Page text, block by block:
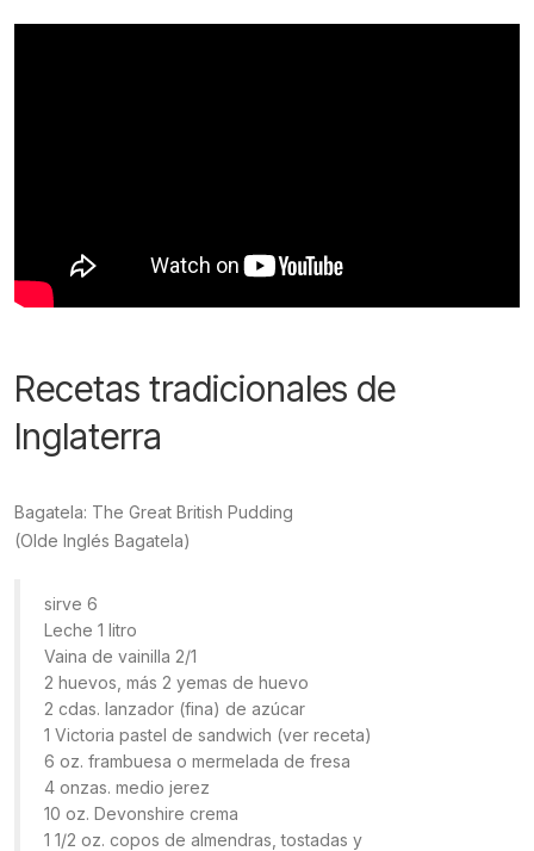
Recetas tradicionales de
Inglaterra
Bagatela: The Great British Pudding
(Olde Inglés Bagatela)
sirve 6
Leche 1 litro
Vaina de vainilla 2/1
2 huevos, más 2 yemas de huevo
2 cdas. lanzador (fina) de azúcar
1 Victoria pastel de sandwich (ver receta)
6 oz. frambuesa o mermelada de fresa
4 onzas. medio jerez
10 oz. Devonshire crema
1 1/2 oz. copos de almendras, tostadas y